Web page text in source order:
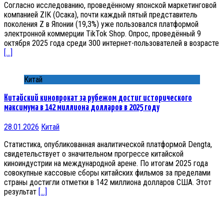
Согласно исследованию, проведённому японской маркетинговой
компанией ZIK (Осака), почти каждый пятый представитель
поколения Z в Японии (19,3%) уже пользовался платформой
электронной коммерции TikTok Shop. Опрос, проведённый 9
октября 2025 года среди 300 интернет-пользователей в возрасте
[…]
Китай
Китайский кинопрокат за рубежом достиг исторического
максимума в 142 миллиона долларов в 2025 году
28.01.2026 Китай
Статистика, опубликованная аналитической платформой Dengta,
свидетельствует о значительном прогрессе китайской
киноиндустрии на международной арене. По итогам 2025 года
совокупные кассовые сборы китайских фильмов за пределами
страны достигли отметки в 142 миллиона долларов США. Этот
результат […]